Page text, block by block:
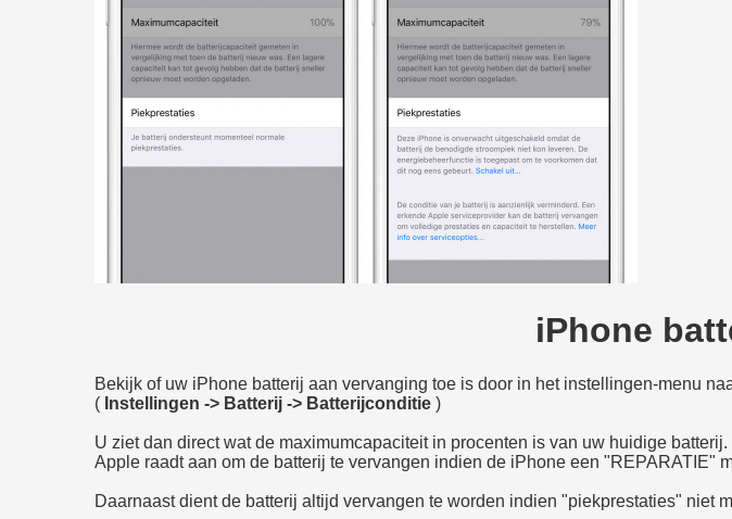
iPhone
Bekijk of uw iPhone batterij aan vervanging toe is door in het instellingen-menu
( Instellingen -> Batterij -> Batterijconditie )
U ziet dan direct wat de maximumcapaciteit in procenten is van uw huidige batterij.
Apple raadt aan om de batterij te vervangen indien de iPhone een "REPARATIE"
Daarnaast dient de batterij altijd vervangen te worden indien "piekprestaties" niet